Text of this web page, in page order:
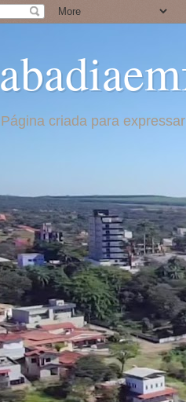
Página criada para